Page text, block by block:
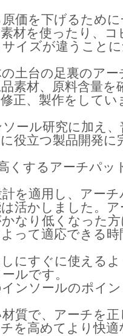
価を下げるため
材を使ったり、
イズが違うこと
土台の足裏のア
素材、原料含量
正、製作をしてい
ール研究に加え
役立つ製品開発に
くするアーチパッ
を適用し、アー
活かしました。
なり低くなった
って適応できる
にすぐに使える
ルです。
ンソールのポイ
質で、アーチを
を高めてより快